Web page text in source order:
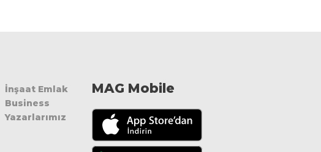
İnşaat Emlak
Business
Yazarlarımız
MAG Mobile